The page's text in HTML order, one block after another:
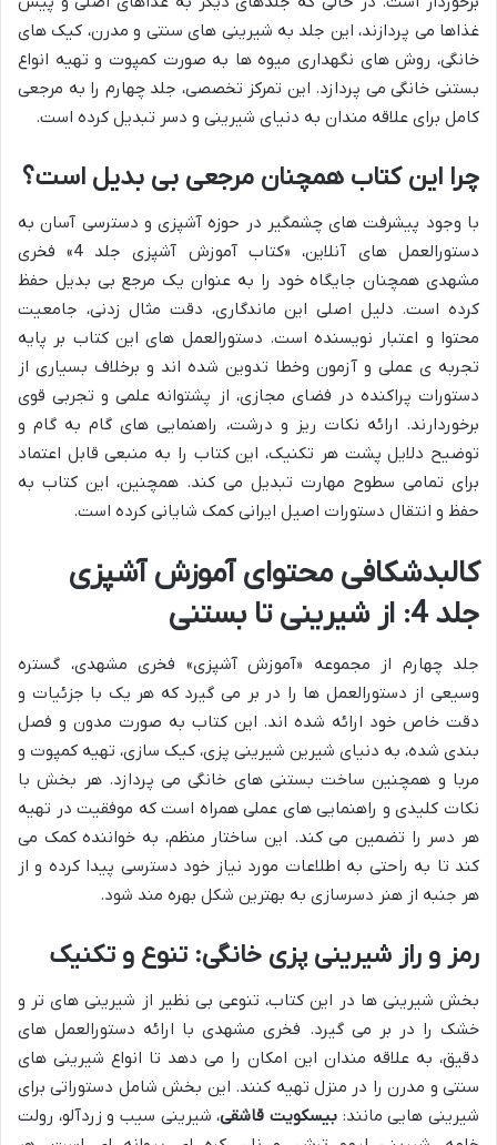
غذاها می پردازند، این جلد به شیرینی های سنتی و مدرن، کیک های
خانگی، روش های نگهداری میوه ها به صورت کمپوت و تهیه انواع
بستنی خانگی می پردازد. این تمرکز تخصصی، جلد چهارم را به مرجعی
کامل برای علاقه مندان به دنیای شیرینی و دسر تبدیل کرده است.
چرا این کتاب همچنان مرجعی بی بدیل است؟
با وجود پیشرفت های چشمگیر در حوزه آشپزی و دسترسی آسان به
دستورالعمل های آنلاین، «کتاب آموزش آشپزی جلد 4» فخری
مشهدی همچنان جایگاه خود را به عنوان یک مرجع بی بدیل حفظ
کرده است. دلیل اصلی این ماندگاری، دقت مثال زدنی، جامعیت
محتوا و اعتبار نویسنده است. دستورالعمل های این کتاب بر پایه
تجربه ی عملی و آزمون وخطا تدوین شده اند و برخلاف بسیاری از
دستورات پراکنده در فضای مجازی، از پشتوانه علمی و تجربی قوی
برخوردارند. ارائه نکات ریز و درشت، راهنمایی های گام به گام و
توضیح دلایل پشت هر تکنیک، این کتاب را به منبعی قابل اعتماد
برای تمامی سطوح مهارت تبدیل می کند. همچنین، این کتاب به
حفظ و انتقال دستورات اصیل ایرانی کمک شایانی کرده است.
کالبدشکافی محتوای آموزش آشپزی
جلد 4: از شیرینی تا بستنی
جلد چهارم از مجموعه «آموزش آشپزی» فخری مشهدی، گستره
وسیعی از دستورالعمل ها را در بر می گیرد که هر یک با جزئیات و
دقت خاص خود ارائه شده اند. این کتاب به صورت مدون و فصل
بندی شده، به دنیای شیرین شیرینی پزی، کیک سازی، تهیه کمپوت و
مربا و همچنین ساخت بستنی های خانگی می پردازد. هر بخش با
نکات کلیدی و راهنمایی های عملی همراه است که موفقیت در تهیه
هر دسر را تضمین می کند. این ساختار منظم، به خواننده کمک می
کند تا به راحتی به اطلاعات مورد نیاز خود دسترسی پیدا کرده و از
هر جنبه از هنر دسرسازی به بهترین شکل بهره مند شود.
رمز و راز شیرینی پزی خانگی: تنوع و تکنیک
بخش شیرینی ها در این کتاب، تنوعی بی نظیر از شیرینی های تر و
خشک را در بر می گیرد. فخری مشهدی با ارائه دستورالعمل های
دقیق، به علاقه مندان این امکان را می دهد تا انواع شیرینی های
سنتی و مدرن را در منزل تهیه کنند. این بخش شامل دستوراتی برای
شیرینی هایی مانند: بیسکویت قاشقی، شیرینی سیب و زردآلو، رولت